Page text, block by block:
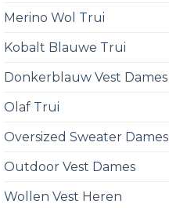
Merino Wol Trui
Kobalt Blauwe Trui
Donkerblauw Vest Dames
Olaf Trui
Oversized Sweater Dames
Outdoor Vest Dames
Wollen Vest Heren